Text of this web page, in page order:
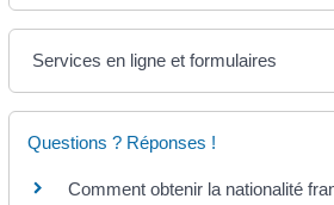
Services en ligne et formulaires
Questions ? Réponses !
Comment obtenir la nationalité